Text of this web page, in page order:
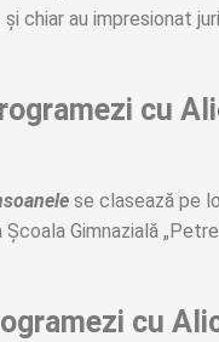
chiar au impresionat
cu
se clasează pe
Gimnazială
cu